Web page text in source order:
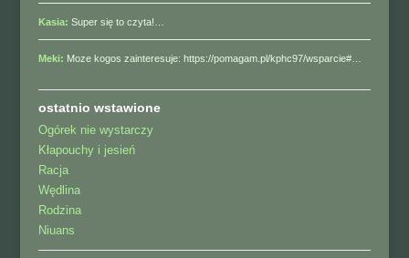
Kasia: Super się to czyta!…
Meki: Moze kogos zainteresuje: https://pomagam.pl/kphc97/wsparcie#…
ostatnio wstawione
Ogórek nie wystarczy
Kłapouchy i jesień
Racja
Wędlina
Rodzina
Niuans